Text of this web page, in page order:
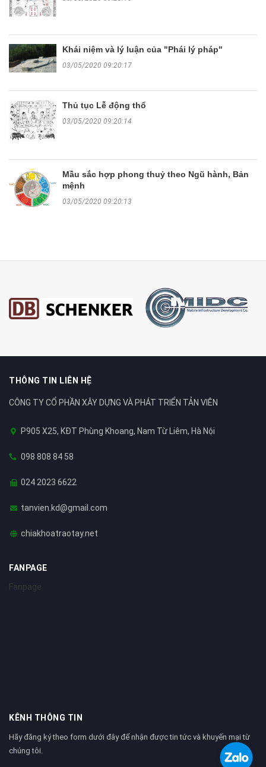
Khái niệm và lý luận của "Phái lý pháp"
03/05/2020 09:20:17
Thủ tục Lễ động thổ
03/05/2020 09:20:14
Mầu sắc hợp phong thuỷ theo Ngũ hành, Bản
mệnh
03/05/2020 09:20:13
THÔNG TIN LIÊN HỆ
CÔNG TY CỔ PHẦN XÂY DỰNG VÀ PHÁT TRIỂN TẢN VIÊN
P905 X25, KĐT Phùng Khoang, Nam Từ Liêm, Hà Nội
098 808 84 58
024 2023 6622
tanvien.kd@gmail.com
chiakhoatraotay.net
FANPAGE
Fanpage
KÊNH THÔNG TIN
Hãy đăng ký theo form dưới đây để nhận được tin tức và khuyến mại từ
chúng tôi.